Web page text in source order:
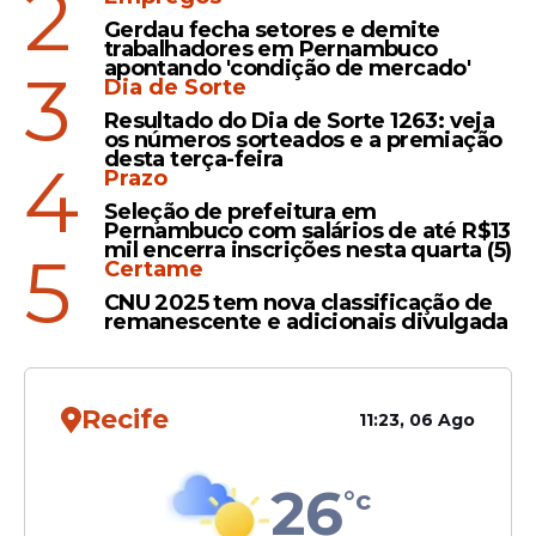
Declaração segue sem
esclarecimento
Apoio ainda não apresentou um
posicionamento público para esclarecer o
Gerdau fecha setores e demite
trabalhadores em Pernambuco
apontando 'condição de mercado'
3
Dia de Sorte
Resultado do Dia de Sorte 1263: veja
os números sorteados e a premiação
desta terça-feira
4
Prazo
Seleção de prefeitura em
Pernambuco com salários de até R$13
mil encerra inscrições nesta quarta (5)
5
Certame
CNU 2025 tem nova classificação de
remanescente e adicionais divulgada
Recife 11:23, 06 Ago
26°c